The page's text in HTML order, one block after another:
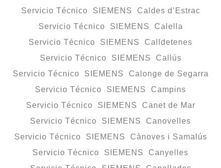
Servicio Técnico SIEMENS Caldes d’Estrac
Servicio Técnico SIEMENS Calella
Servicio Técnico SIEMENS Calldetenes
Servicio Técnico SIEMENS Callús
Servicio Técnico SIEMENS Calonge de Segarra
Servicio Técnico SIEMENS Campins
Servicio Técnico SIEMENS Canet de Mar
Servicio Técnico SIEMENS Canovelles
Servicio Técnico SIEMENS Cànoves i Samalús
Servicio Técnico SIEMENS Canyelles